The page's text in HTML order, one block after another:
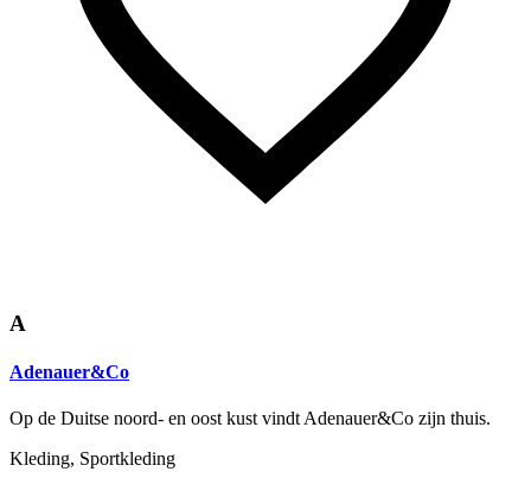
A
Adenauer&Co
Op de Duitse noord- en oost kust vindt Adenauer&Co zijn thuis.
Kleding, Sportkleding